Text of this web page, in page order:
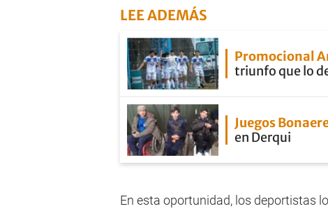
LEE ADEMÁS
Promocional
triunfo que lo
Juegos
en Derqui
En esta oportunidad, los deportistas